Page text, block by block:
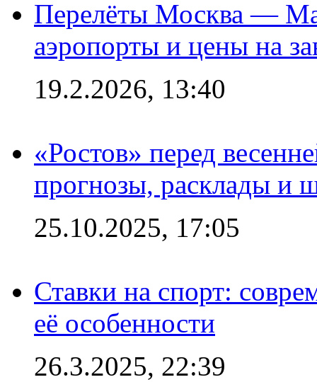
Перелёты Москва —
аэропорты и цены на
19.2.2026, 13:40
«Ростов» перед
прогнозы, расклады и
25.10.2025, 17:05
Ставки на спорт:
её особенности
26.3.2025, 22:39